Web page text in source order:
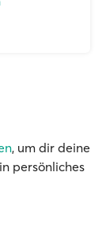
, um dir deine
persönliches